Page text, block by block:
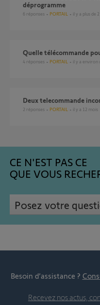
déprogramme
6 réponses PORTAIL il y a plus de
Quelle télécommande
4 réponses PORTAIL il y a environ
deux telecommande
2 réponses PORTAIL il y a 12 mois
CE N'EST PAS CE
QUE VOUS
Posez votre
Besoin d’assistance ?
Recevez nos actus,